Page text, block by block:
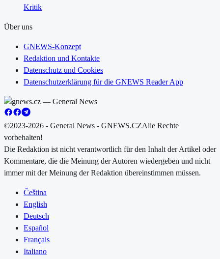
Kritik
Über uns
GNEWS-Konzept
Redaktion und Kontakte
Datenschutz und Cookies
Datenschutzerklärung für die GNEWS Reader App
©2023-2026 - General News - GNEWS.CZAlle Rechte
vorbehalten!
Die Redaktion ist nicht verantwortlich für den Inhalt der Artikel oder
Kommentare, die die Meinung der Autoren wiedergeben und nicht
immer mit der Meinung der Redaktion übereinstimmen müssen.
Čeština
English
Deutsch
Español
Français
Italiano